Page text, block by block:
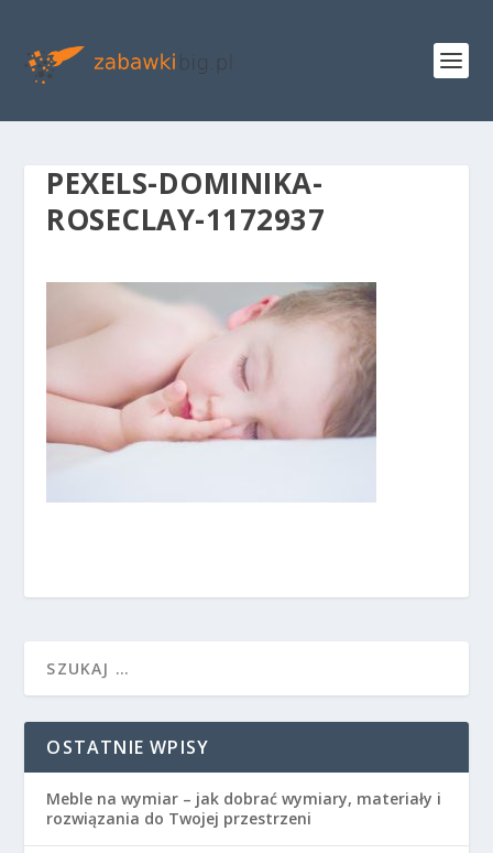
PEXELS-DOMINIKA-
ROSECLAY-1172937
OSTATNIE WPISY
Meble na wymiar – jak dobrać wymiary, materiały i
rozwiązania do Twojej przestrzeni